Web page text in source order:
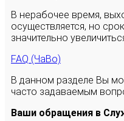
В нерабочее время,
осуществляется, но
значительно
FAQ (ЧаВо)
В данном разделе Вы
часто задаваемым
Ваши обращения в